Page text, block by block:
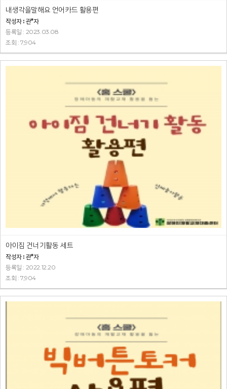
내생각을말해요 언어카드 활용편
작성자 : 관*자
등록일 : 2023.03.08
조회 : 7,904
아이짐 건너기활동 세트
작성자 : 관*자
등록일 : 2022.12.20
조회 : 7,904